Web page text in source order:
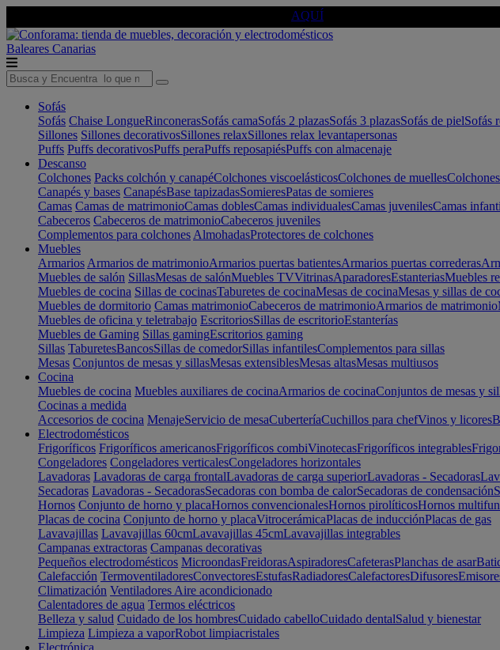
AQUÍ
Baleares Canarias
Sofás
Sofás Chaise LongueRinconerasSofás camaSofás 2 plazasSofás 3 plazasSofás de pielSofás
Sillones Sillones decorativosSillones relaxSillones relax levantapersonas
Puffs Puffs decorativosPuffs peraPuffs reposapiésPuffs con almacenaje
Descanso
Colchones Packs colchón y canapéColchones viscoelásticosColchones de muelles
Canapés y bases CanapésBase tapizadasSomieresPatas de somieres
Camas Camas de matrimonioCamas doblesCamas individualesCamas juvenilesCamas
Cabeceros Cabeceros de matrimonioCabeceros juveniles
Complementos para colchones AlmohadasProtectores de colchones
Muebles
Armarios Armarios de matrimonioArmarios puertas batientesArmarios puertas correderas
Muebles de salón SillasMesas de salónMuebles TVVitrinasAparadoresEstanteriasMuebles
Muebles de cocina Sillas de cocinasTaburetes de cocinaMesas de cocinaMesas y sillas de
Muebles de dormitorio Camas matrimonioCabeceros de matrimonioArmarios de matrimonio
Muebles de oficina y teletrabajo EscritoriosSillas de escritorioEstanterías
Muebles de Gaming Sillas gamingEscritorios gaming
Sillas TaburetesBancosSillas de comedorSillas infantilesComplementos para sillas
Mesas Conjuntos de mesas y sillasMesas extensiblesMesas altasMesas multiusos
Cocina
Muebles de cocina Muebles auxiliares de cocinaArmarios de cocinaConjuntos de mesas y
Cocinas a medida
Accesorios de cocina MenajeServicio de mesaCuberteríaCuchillos para chefVinos y licores
Electrodomésticos
Frigoríficos Frigoríficos americanosFrigoríficos combiVinotecasFrigoríficos integrables
Congeladores Congeladores verticalesCongeladores horizontales
Lavadoras Lavadoras de carga frontalLavadoras de carga superiorLavadoras - Secadoras
Secadoras Lavadoras - SecadorasSecadoras con bomba de calorSecadoras de condensación
Hornos Conjunto de horno y placaHornos convencionalesHornos pirolíticosHornos
Placas de cocina Conjunto de horno y placaVitrocerámicaPlacas de inducciónPlacas de gas
Lavavajillas Lavavajillas 60cmLavavajillas 45cmLavavajillas integrables
Campanas extractoras Campanas decorativas
Pequeños electrodomésticos MicroondasFreidorasAspiradoresCafeterasPlanchas de asar
Calefacción TermoventiladoresConvectoresEstufasRadiadoresCalefactoresDifusores
Climatización Ventiladores Aire acondicionado
Calentadores de agua Termos eléctricos
Belleza y salud Cuidado de los hombresCuidado cabelloCuidado dentalSalud y bienestar
Limpieza Limpieza a vaporRobot limpiacristales
Electrónica